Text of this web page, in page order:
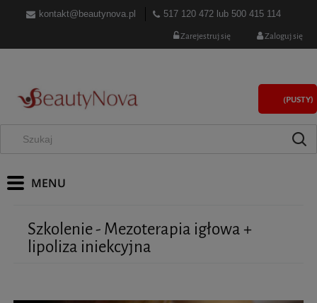
kontakt@beautynova.pl 517 120 472 lub 500 415 114
Zarejestruj się Zaloguj się
(PUSTY)
Szkolenie - Mezoterapia igłowa +
lipoliza iniekcyjna